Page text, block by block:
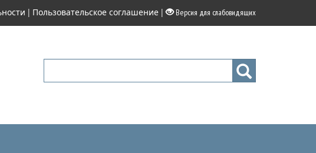
| Пользовательское соглашение | Версия для слабовидящих